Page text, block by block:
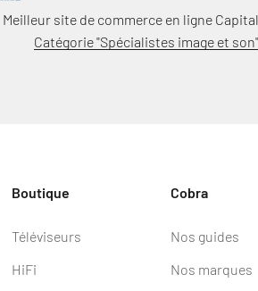
Meilleur site de commerce en ligne
Catégorie "Spécialistes image et son"
Boutique
Téléviseurs
HiFi
Cobra
Nos guides
Nos marques